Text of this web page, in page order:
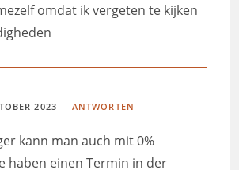
omdat ik vergeten te kijken
2023 ANTWORTEN
kann man auch mit 0%
haben einen Termin in der